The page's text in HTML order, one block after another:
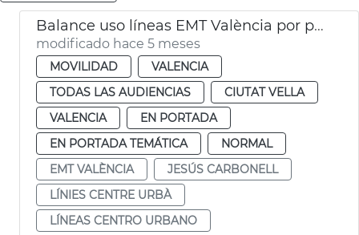
Balance uso líneas EMT València por plaza Ayuntamiento
modificado hace 5 meses
MOVILIDAD
VALENCIA
TODAS LAS AUDIENCIAS
CIUTAT VELLA
VALENCIA
EN PORTADA
EN PORTADA TEMÁTICA
NORMAL
EMT VALÈNCIA
JESÚS CARBONELL
LÍNIES CENTRE URBÀ
LÍNEAS CENTRO URBANO